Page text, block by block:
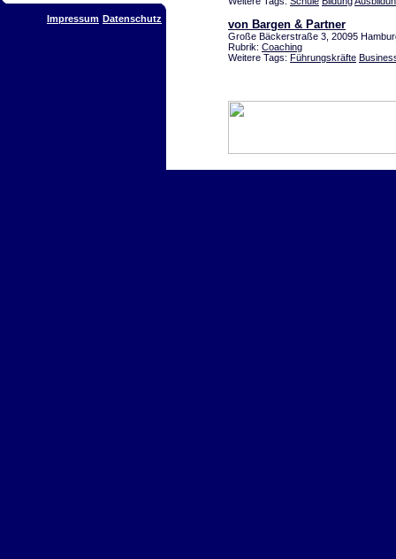
Impressum Datenschutz von Bargen & Partner
Große Bäckerstraße 3, 20095
Rubrik: Coaching
Weitere Tags: Führungskräfte